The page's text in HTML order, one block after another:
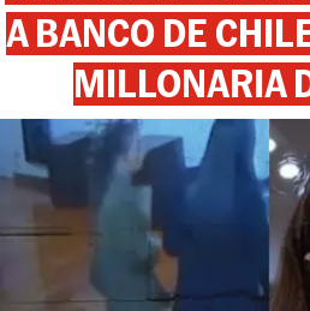
A BANCO DE
MILLONARIA